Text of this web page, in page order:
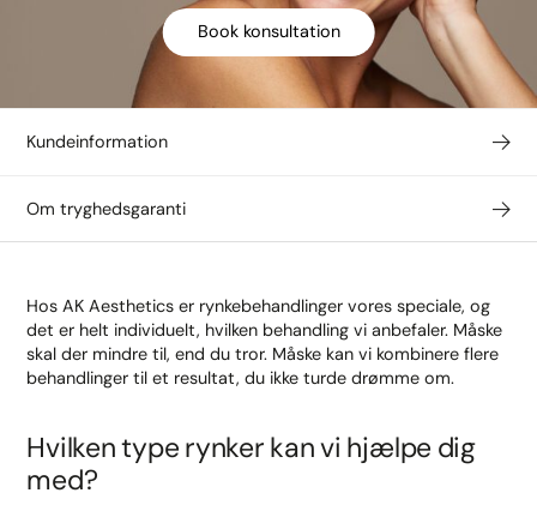
Book konsultation
Kundeinformation
Om tryghedsgaranti
Hos AK Aesthetics er rynkebehandlinger vores speciale, og
det er helt individuelt, hvilken behandling vi anbefaler. Måske
skal der mindre til, end du tror. Måske kan vi kombinere flere
behandlinger til et resultat, du ikke turde drømme om.
Hvilken type rynker kan vi hjælpe dig
med?